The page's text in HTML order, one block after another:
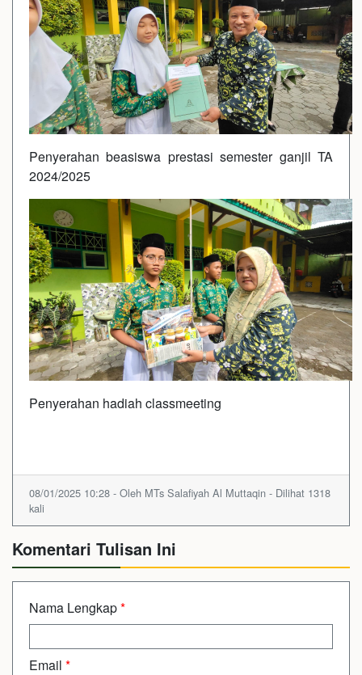
Penyerahan beasiswa prestasi semester ganjil TA
2024/2025
Penyerahan hadiah classmeeting
08/01/2025 10:28 - Oleh MTs Salafiyah Al Muttaqin - Dilihat 1318
kali
Komentari Tulisan Ini
Nama Lengkap*
Email *